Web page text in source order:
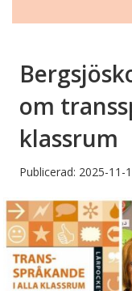
om
klassrum
Publicerad: 2025-11-